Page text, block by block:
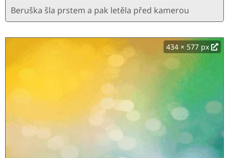
Beruška šla prstem a pak letěla před kamerou
434 × 577 px